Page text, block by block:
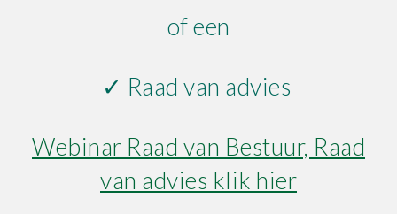
of een
✓ Raad van advies
Webinar Raad van Bestuur, Raad
van advies klik hier